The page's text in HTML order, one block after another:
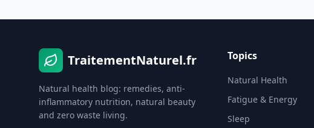
TraitementNaturel.fr
Natural health blog: remedies, anti-
inflammatory nutrition, natural beauty
and zero waste living.
Topics
Natural Health
Fatigue & Energy
Sleep